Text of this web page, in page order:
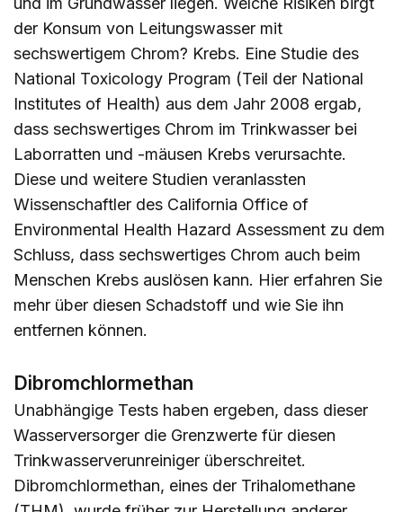
der Konsum von Leitungswasser mit
sechswertigem Chrom? Krebs. Eine Studie des
National Toxicology Program (Teil der National
Institutes of Health) aus dem Jahr 2008 ergab,
dass sechswertiges Chrom im Trinkwasser bei
Laborratten und -mäusen Krebs verursachte.
Diese und weitere Studien veranlassten
Wissenschaftler des California Office of
Environmental Health Hazard Assessment zu dem
Schluss, dass sechswertiges Chrom auch beim
Menschen Krebs auslösen kann. Hier erfahren Sie
mehr über diesen Schadstoff und wie Sie ihn
entfernen können.
Dibromchlormethan
Unabhängige Tests haben ergeben, dass dieser
Wasserversorger die Grenzwerte für diesen
Trinkwasserverunreiniger überschreitet.
Dibromchlormethan, eines der Trihalomethane